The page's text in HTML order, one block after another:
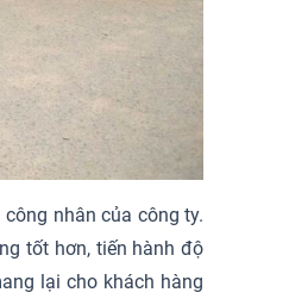
nhân của công ty.
tốt hơn, tiến hành độ
lại cho khách hàng